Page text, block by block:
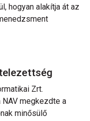
hogyan alakítja át az
Zrt.
megkezdte a
minősülő